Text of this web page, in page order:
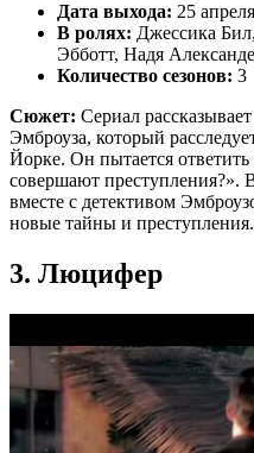
Дата выхода: 25
В ролях: Джессика
Эбботт, Надя
Количество сезонов: 3
Сюжет: Сериал
Эмброуза, который
Йорке. Он пытается
совершают преступления?».
вместе с детективом
новые тайны и преступления.
3. Люцифер